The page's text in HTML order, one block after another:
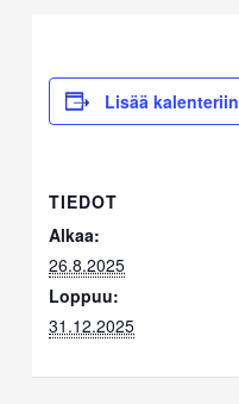
Lisää kalenteriin
TIEDOT
Alkaa:
26.8.2025
Loppuu:
31.12.2025